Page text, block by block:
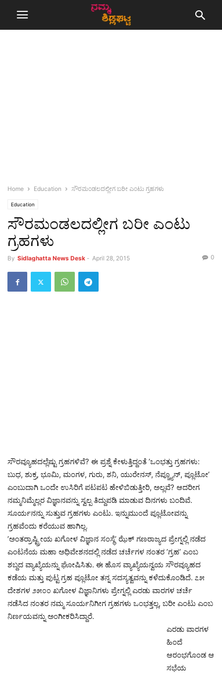
Home Education ಸೌರಮಂಡಲದಲ್ಲೀಗ ಬರೀ ಎಂಟು ಗ್ರಹಗಳು
Education
ಸೌರಮಂಡಲದಲ್ಲೀಗ ಬರೀ ಎಂಟು
ಗ್ರಹಗಳು
By Sidlaghatta News Desk - April 28, 2015 0
ಸೌರವ್ಯೂಹದಲ್ಲೆಷ್ಟು ಗ್ರಹಗಳಿವೆ? ಈ ಪ್ರಶ್ನೆ ಕೇಳುತ್ತಿದ್ದಂತೆ ’ಒಂಭತ್ತು ಗ್ರಹಗಳು:
ಬುಧ, ಶುಕ್ರ, ಭೂಮಿ, ಮಂಗಳ, ಗುರು, ಶನಿ, ಯುರೇನಸ್, ನೆಪ್ಚ್ಯೂನ್, ಪ್ಲೂಟೋ’
ಎಂಬುದಾಗಿ ಒಂದೇ ಉಸಿರಿಗೆ ಪಟಪಟ ಹೇಳಿಬಿಡುತ್ತೀರಿ, ಅಲ್ಲವೆ? ಆದರೀಗ
ನಮ್ಮನಿಮ್ಮೆಲ್ಲರ ವಿಜ್ಞಾನವನ್ನು ಸ್ವಲ್ಪ ತಿದ್ದುಪಡಿ ಮಾಡುವ ದಿನಗಳು ಬಂದಿವೆ.
ಸೂರ್ಯನನ್ನು ಸುತ್ತುವ ಗ್ರಹಗಳು ಎಂಟು. ಇನ್ನುಮುಂದೆ ಪ್ಲೂಟೋವನ್ನು
ಗ್ರಹವೆಂದು ಕರೆಯುವ ಹಾಗಿಲ್ಲ.
’ಅಂತರ್ರಾಷ್ಟ್ರೀಯ ಖಗೋಳ ವಿಜ್ಞಾನ ಸಂಸ್ಥೆ’ ಝೆಕ್ ಗಣರಾಜ್ಯದ ಪ್ರೇಗ್ನಲ್ಲಿ ನಡೆದ
ಎಂಟನೆಯ ಮಹಾ ಅಧಿವೇಶನದಲ್ಲಿ ನಡೆದ ಚರ್ಚೆಗಳ ನಂತರ ’ಗ್ರಹ’ ಎಂಬ
ಶಬ್ದದ ವ್ಯಾಖ್ಯೆಯನ್ನು ಘೋಷಿಸಿತು. ಈ ಹೊಸ ವ್ಯಾಖ್ಯೆಯನ್ವಯ ಸೌರವ್ಯೂಹದ
ಕಡೆಯ ಮತ್ತು ಪುಟ್ಟ ಗ್ರಹ ಪ್ಲೂಟೋ ತನ್ನ ಸದಸ್ಯತ್ವವನ್ನು ಕಳೆದುಕೊಂಡಿದೆ. ೭೫
ದೇಶಗಳ ೨೫೦೦ ಖಗೋಳ ವಿಜ್ಞಾನಿಗಳು ಪ್ರೇಗ್ನಲ್ಲಿ ಎರಡು ವಾರಗಳ ಚರ್ಚೆ
ನಡೆಸಿದ ನಂತರ ನಮ್ಮ ಸೂರ್ಯನಿಗೀಗ ಗ್ರಹಗಳು ಒಂಭತ್ತಲ್ಲ, ಬರೀ ಎಂಟು ಎಂಬ
ನಿರ್ಣಯವನ್ನು ಅಂಗೀಕರಿಸಿದ್ದಾರೆ.
ಎರಡು ವಾರಗಳ
ಹಿಂದೆ
ಆರಂಭಗೊಂಡ ಆ
ಸಭೆಯ